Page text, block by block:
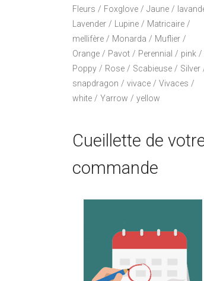
Fleurs
Foxglove Jaune
Lavender
Lupine
Matricaire
mellifère
Monarda
Muflier
Orange
Pavot Perennial
pink
Poppy
Rose Scabieuse
Silver
snapdragon
vivace
Vivaces
white
Yarrow yellow
Cueillette de
commande